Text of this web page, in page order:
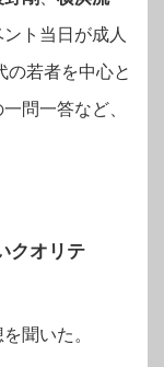
ト当日が成人
の若者を中心と
問一答など、
クオリテ
聞いた。